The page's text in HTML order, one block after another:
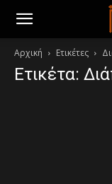
Αρχική Ετικέτες
Ετικέτα: